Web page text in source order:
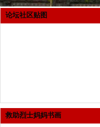
论坛社区贴图
救助烈士妈妈书画